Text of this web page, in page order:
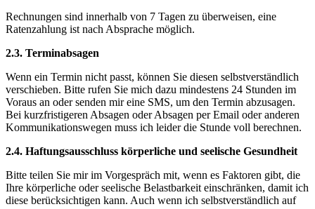
Rechnungen sind innerhalb von 7 Tagen zu überweisen, eine
Ratenzahlung ist nach Absprache möglich.
2.3. Terminabsagen
Wenn ein Termin nicht passt, können Sie diesen selbstverständlich
verschieben. Bitte rufen Sie mich dazu mindestens 24 Stunden im
Voraus an oder senden mir eine SMS, um den Termin abzusagen.
Bei kurzfristigeren Absagen oder Absagen per Email oder anderen
Kommunikationswegen muss ich leider die Stunde voll berechnen.
2.4. Haftungsausschluss körperliche und seelische Gesundheit
Bitte teilen Sie mir im Vorgespräch mit, wenn es Faktoren gibt, die
Ihre körperliche oder seelische Belastbarkeit einschränken, damit ich
diese berücksichtigen kann. Auch wenn ich selbstverständlich auf